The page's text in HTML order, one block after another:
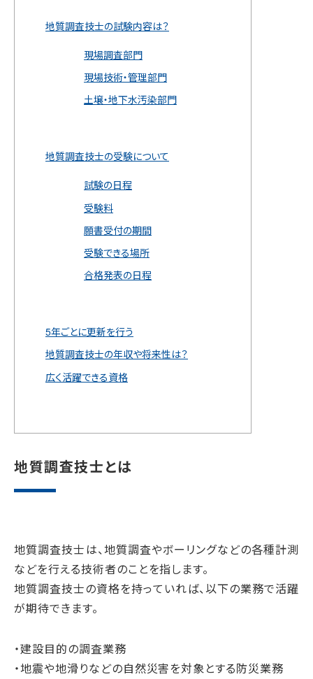
地質調査技士の試験内容は？
現場調査部門
現場技術・管理部門
土壌・地下水汚染部門
地質調査技士の受験について
試験の日程
受験料
願書受付の期間
受験できる場所
合格発表の日程
5年ごとに更新を行う
地質調査技士の年収や将来性は？
広く活躍できる資格
地質調査技士とは
地質調査技士は、地質調査やボーリングなどの各種計測
などを行える技術者のことを指します。
地質調査技士の資格を持っていれば、以下の業務で活躍
が期待できます。
・建設目的の調査業務
・地震や地滑りなどの自然災害を対象とする防災業務